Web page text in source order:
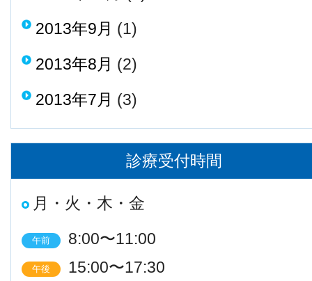
2013年9月 (1)
2013年8月 (2)
2013年7月 (3)
診療受付時間
月・火・木・金
午前 8:00〜11:00
午後 15:00〜17:30